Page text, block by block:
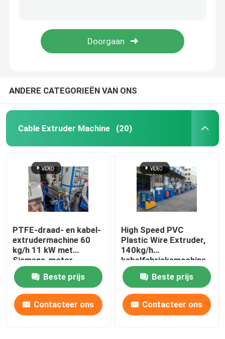
Kabel die Machine verdraaien
Koperen upcast machine
koperen lasmachine
Spiraalgeweld buismachine
Lasersnijmachine
ANDERE CATEGORIEËN VAN ONS
Cable Extruder Machine (20)
PTFE-draad- en kabel-
extrudermachine 60
kg/h 11 kW met
Siemens-motor
Beste prijs
Contacteer ons
High Speed PVC
Plastic Wire Extruder,
140kg/h
kabelfabrieksmachine
Beste prijs
Contacteer ons